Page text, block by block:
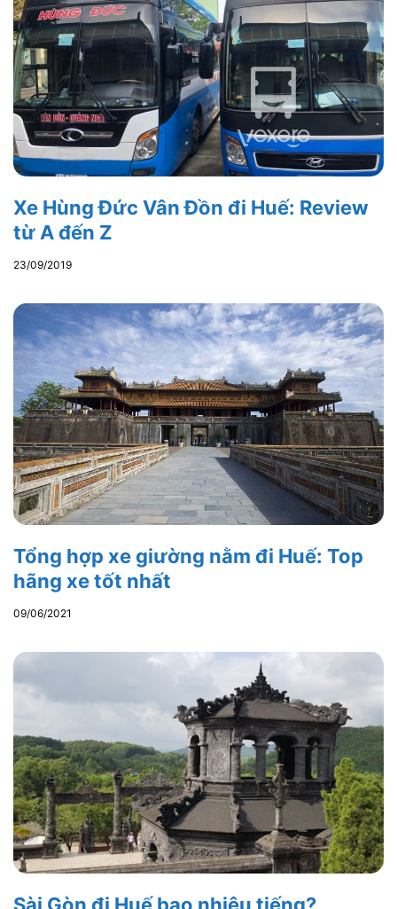
Xe Hùng Đức Vân Đồn đi Huế: Review
từ A đến Z
23/09/2019
Tổng hợp xe giường nằm đi Huế: Top
hãng xe tốt nhất
09/06/2021